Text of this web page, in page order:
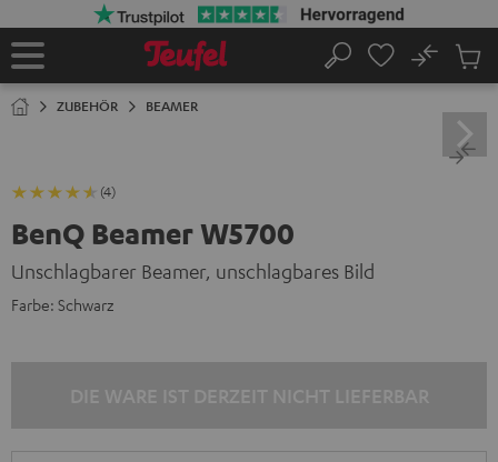
Startseite
Suche
No
ZUBEHÖR BEAMER
(4)
BenQ Beamer W5700
Unschlagbarer Beamer, unschlagbares Bild
Farbe: Schwarz